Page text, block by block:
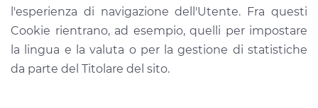
l'esperienza di navigazione dell'Utente. Fra questi
Cookie rientrano, ad esempio, quelli per impostare
la lingua e la valuta o per la gestione di statistiche
da parte del Titolare del sito.